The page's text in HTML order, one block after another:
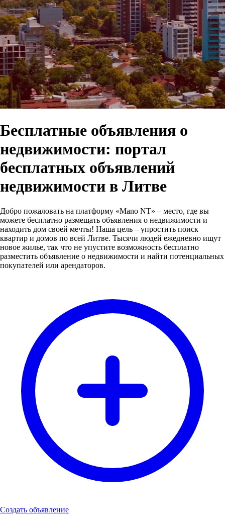
Бесплатные объявления о
недвижимости: портал
бесплатных объявлений
недвижимости в Литве
Добро пожаловать на платформу «Mano NT» – место, где вы
можете бесплатно размещать объявления о недвижимости и
находить дом своей мечты! Наша цель – упростить поиск
квартир и домов по всей Литве. Тысячи людей ежедневно ищут
новое жилье, так что не упустите возможность бесплатно
разместить объявление о недвижимости и найти потенциальных
покупателей или арендаторов.
Создать объявление